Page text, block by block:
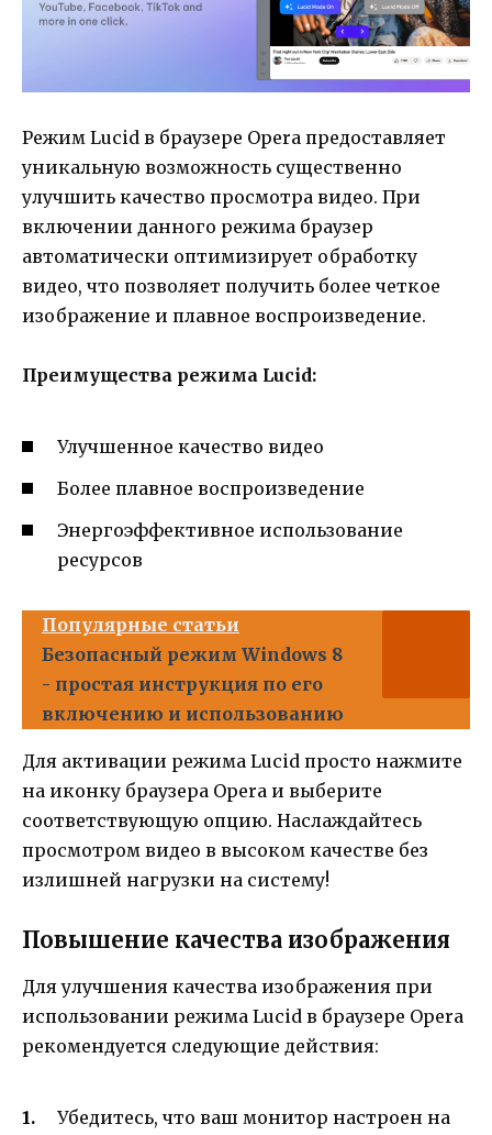
Режим Lucid в браузере Opera предоставляет
уникальную возможность существенно
улучшить качество просмотра видео. При
включении данного режима браузер
автоматически оптимизирует обработку
видео, что позволяет получить более четкое
изображение и плавное воспроизведение.
Преимущества режима Lucid:
Улучшенное качество видео
Более плавное воспроизведение
Энергоэффективное использование
ресурсов
Популярные статьи
Безопасный режим Windows 8
- простая инструкция по его
включению и использованию
Для активации режима Lucid просто нажмите
на иконку браузера Opera и выберите
соответствующую опцию. Наслаждайтесь
просмотром видео в высоком качестве без
излишней нагрузки на систему!
Повышение качества изображения
Для улучшения качества изображения при
использовании режима Lucid в браузере Opera
рекомендуется следующие действия:
Убедитесь, что ваш монитор настроен на